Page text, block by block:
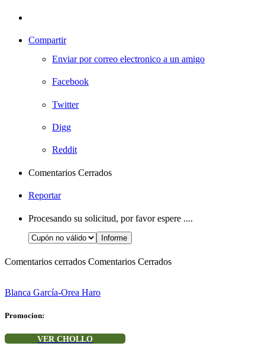
Compartir
Enviar por correo electronico a un amigo
Facebook
Twitter
Digg
Reddit
Comentarios Cerrados
Reportar
Procesando su solicitud, por favor espere ....
Comentarios cerrados Comentarios Cerrados
Blanca García-Orea Haro
Promocion:
VER CHOLLO